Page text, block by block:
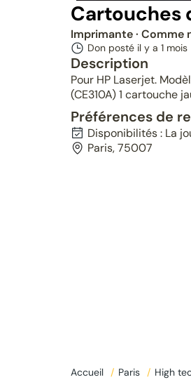
Cartouches
Imprimante· Comme
Don posté il y a 1 mois
Description
Pour HP Laserjet.
(CE310A) 1 cartouche
Préférences de
Disponibilités : La
Paris, 75007
Accueil / Paris / High